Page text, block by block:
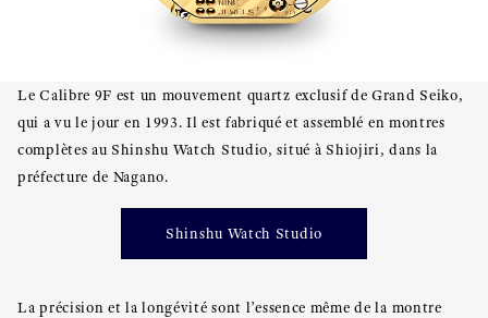
Le Calibre 9F est un mouvement quartz exclusif de Grand Seiko,
qui a vu le jour en 1993. Il est fabriqué et assemblé en montres
complètes au Shinshu Watch Studio, situé à Shiojiri, dans la
préfecture de Nagano.
Shinshu Watch Studio
La précision et la longévité sont l’essence même de la montre